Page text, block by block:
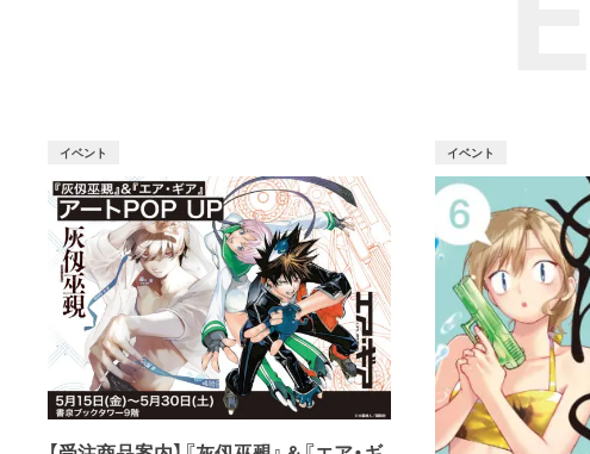
イベント イベント